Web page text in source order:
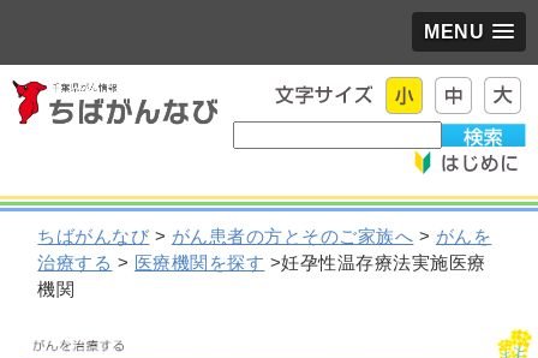
MENU
ちばがんなび > がん患者の方とそのご家族へ > がんを
治療する > 医療機関を探す >妊孕性温存療法実施医療
機関